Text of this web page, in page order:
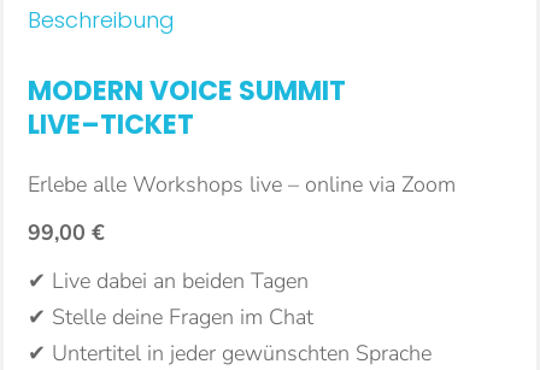
Beschreibung
MODERN VOICE SUMMIT
LIVE–TICKET
Erlebe alle Workshops live – online via Zoom
99,00 €
✔ Live dabei an beiden Tagen
✔ Stelle deine Fragen im Chat
✔ Untertitel in jeder gewünschten Sprache